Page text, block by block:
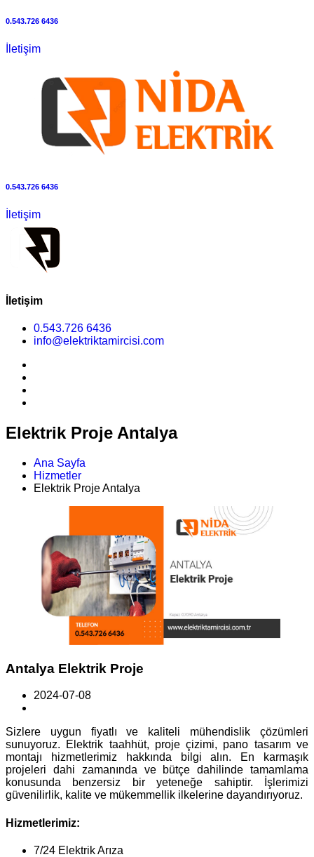
0.543.726 6436
İletişim
0.543.726 6436
İletişim
İletişim
0.543.726 6436
info@elektriktamircisi.com
Elektrik Proje Antalya
Ana Sayfa
Hizmetler
Elektrik Proje Antalya
Antalya Elektrik Proje
2024-07-08
Sizlere uygun fiyatlı ve kaliteli mühendislik çözümleri
sunuyoruz. Elektrik taahhüt, proje çizimi, pano tasarım ve
montajı hizmetlerimiz hakkında bilgi alın. En karmaşık
projeleri dahi zamanında ve bütçe dahilinde tamamlama
konusunda benzersiz bir yeteneğe sahiptir. İşlerimizi
güvenilirlik, kalite ve mükemmellik ilkelerine dayandırıyoruz.
Hizmetlerimiz:
7/24 Elektrik Arıza